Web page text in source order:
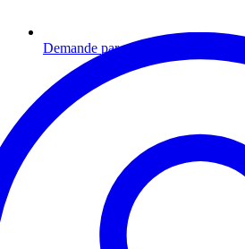
Demande par email